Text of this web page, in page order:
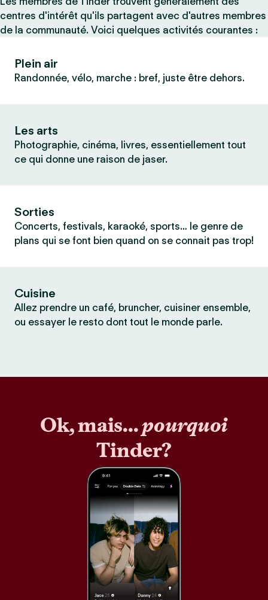
centres d'intérêt qu'ils partagent avec d'autres membres
de la communauté. Voici quelques activités courantes :
Plein air
Randonnée, vélo, marche : bref, juste être dehors.
Les arts
Photographie, cinéma, livres, essentiellement tout
ce qui donne une raison de jaser.
Sorties
Concerts, festivals, karaoké, sports… le genre de
plans qui se font bien quand on se connait pas trop!
Cuisine
Allez prendre un café, bruncher, cuisiner ensemble,
ou essayer le resto dont tout le monde parle.
Ok, mais...pourquoi
Tinder?